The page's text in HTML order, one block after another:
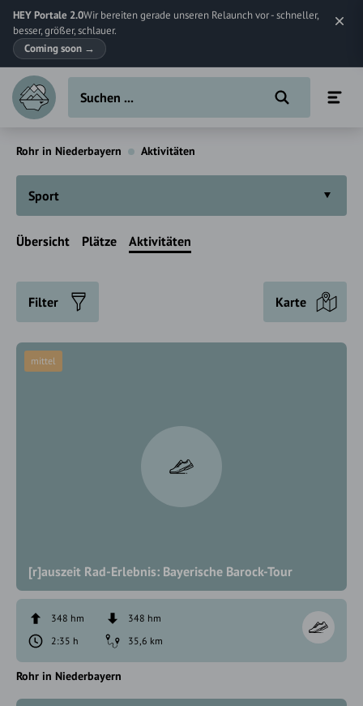
HEY Portale 2.0Wir bereiten gerade unseren Relaunch vor - schneller,
besser, größer, schlauer.
Coming soon →
Rohr in Niederbayern Aktivitäten
Sport
Übersicht Plätze Aktivitäten
Filter Karte
[r]auszeit Rad-Erlebnis: Bayerische Barock-Tour
mittel
348 hm
348 hm
2:35 h
35,6 km
Rohr in Niederbayern